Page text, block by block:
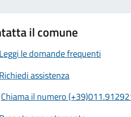
il comune
Leggi le domande frequenti
Richiedi assistenza
Chiama il numero